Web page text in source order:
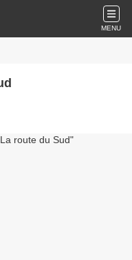
MENU